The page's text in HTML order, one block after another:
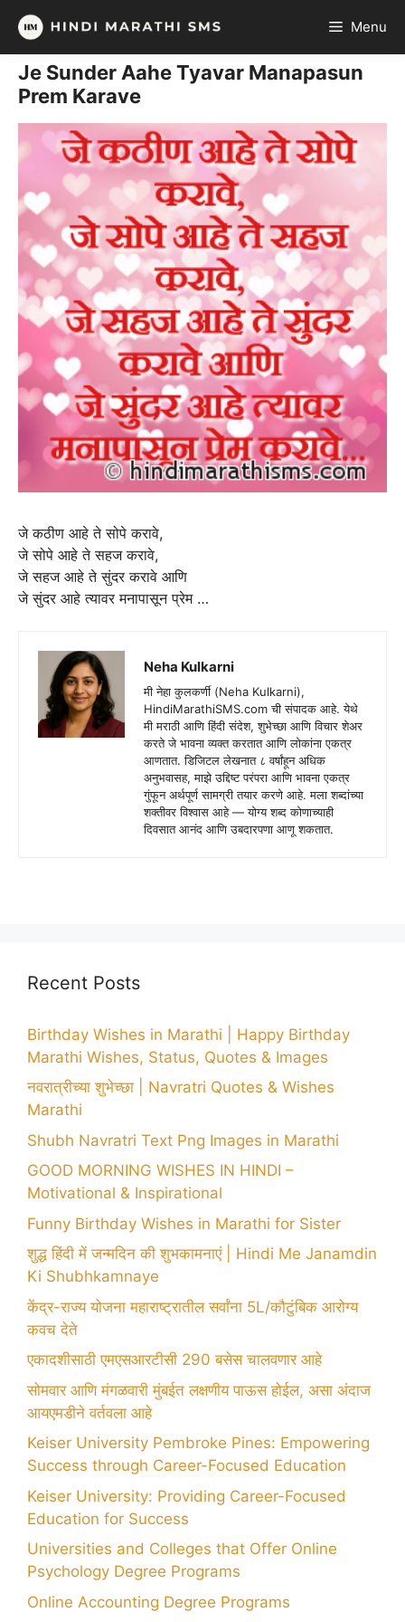
Skip
content
Menu
Je Sunder Aahe Tyavar Manapasun
Prem Karave
जे कठीण आहे ते सोपे करावे,
जे सोपे आहे ते सहज करावे,
जे सहज आहे ते सुंदर करावे आणि
जे सुंदर आहे त्यावर मनापासून प्रेम …
Neha Kulkarni
मी नेहा कुलकर्णी (Neha Kulkarni),
HindiMarathiSMS.com ची संपादक आहे. येथे
मी मराठी आणि हिंदी संदेश, शुभेच्छा आणि विचार शेअर
करते जे भावना व्यक्त करतात आणि लोकांना एकत्र
आणतात. डिजिटल लेखनात ८ वर्षांहून अधिक
अनुभवासह, माझे उद्दिष्ट परंपरा आणि भावना एकत्र
गुंफून अर्थपूर्ण सामग्री तयार करणे आहे. मला शब्दांच्या
शक्तीवर विश्वास आहे — योग्य शब्द कोणाच्याही
दिवसात आनंद आणि उबदारपणा आणू शकतात.
Recent Posts
Birthday Wishes in Marathi | Happy Birthday
Marathi Wishes, Status, Quotes & Images
नवरात्रीच्या शुभेच्छा | Navratri Quotes & Wishes
Marathi
Shubh Navratri Text Png Images in Marathi
GOOD MORNING WISHES IN HINDI –
Motivational & Inspirational
Funny Birthday Wishes in Marathi for Sister
शुद्ध हिंदी में जन्मदिन की शुभकामनाएं | Hindi Me Janamdin
Ki Shubhkamnaye
केंद्र-राज्य योजना महाराष्ट्रातील सर्वांना 5L/कौटुंबिक आरोग्य
कवच देते
एकादशीसाठी एमएसआरटीसी 290 बसेस चालवणार आहे
सोमवार आणि मंगळवारी मुंबईत लक्षणीय पाऊस होईल, असा अंदाज
आयएमडीने वर्तवला आहे
Keiser University Pembroke Pines: Empowering
Success through Career-Focused Education
Keiser University: Providing Career-Focused
Education for Success
Universities and Colleges that Offer Online
Psychology Degree Programs
Online Accounting Degree Programs